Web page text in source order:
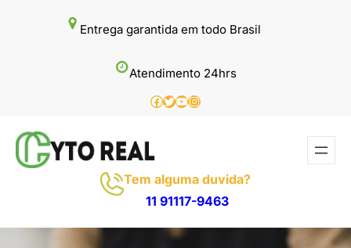
Entrega garantida em todo Brasil
Atendimento 24hrs
Facebook
Twitter
Youtube
Instagram
Tem alguma duvida?
11 91117-9463